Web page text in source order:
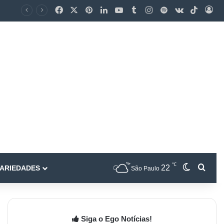
São Paulo 22 ℃
Siga o Ego Notícias!